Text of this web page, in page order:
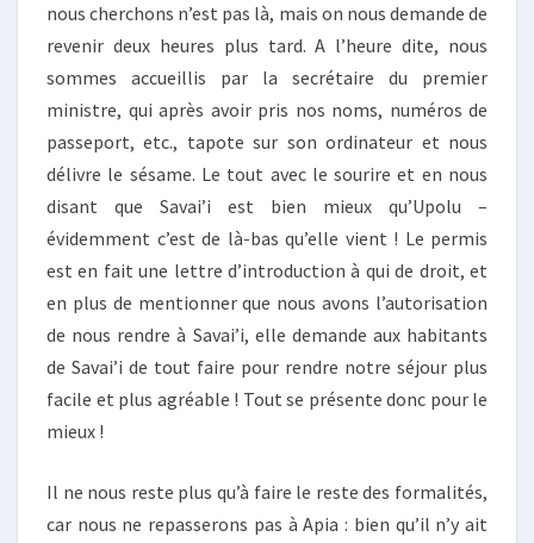
nous cherchons n’est pas là, mais on nous demande de
revenir deux heures plus tard. A l’heure dite, nous
sommes accueillis par la secrétaire du premier
ministre, qui après avoir pris nos noms, numéros de
passeport, etc., tapote sur son ordinateur et nous
délivre le sésame. Le tout avec le sourire et en nous
disant que Savai’i est bien mieux qu’Upolu –
évidemment c’est de là-bas qu’elle vient ! Le permis
est en fait une lettre d’introduction à qui de droit, et
en plus de mentionner que nous avons l’autorisation
de nous rendre à Savai’i, elle demande aux habitants
de Savai’i de tout faire pour rendre notre séjour plus
facile et plus agréable ! Tout se présente donc pour le
mieux !
Il ne nous reste plus qu’à faire le reste des formalités,
car nous ne repasserons pas à Apia : bien qu’il n’y ait